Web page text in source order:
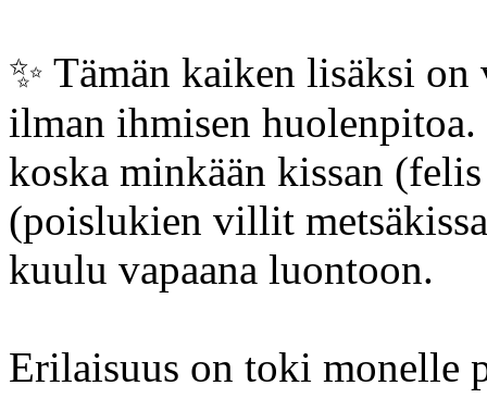
✨️ Tämän kaiken lisäksi
ilman ihmisen
koska minkään kissan
(poislukien villit
kuulu vapaana luontoon.
Erilaisuus on toki monelle